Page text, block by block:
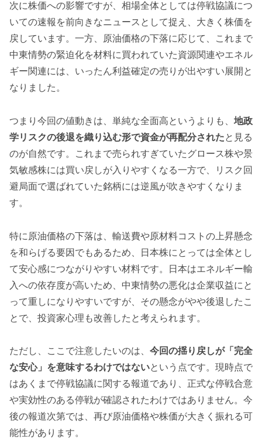
次に株価への影響ですが、相場全体としては停戦協議につ
いての速報を前向きなニュースとして捉え、大きく株価を
戻しています。一方、原油価格の下落に応じて、これまで
中東情勢の緊迫化を材料に買われていた資源関連やエネル
ギー関連には、いったん利益確定の売りが出やすい展開と
なりました。
つまり今回の値動きは、単純な全面高というよりも、 地政
学リスクの後退を織り込む形で資金が再配分されたと見る
のが自然です。これまで売られすぎていたグロース株や景
気敏感株には買い戻しが入りやすくなる一方で、リスク回
避局面で選ばれていた銘柄には逆風が吹きやすくなりま
す。
特に原油価格の下落は、輸送費や原材料コストの上昇懸念
を和らげる要因でもあるため、日本株にとっては全体とし
て安心感につながりやすい材料です。日本はエネルギー輸
入への依存度が高いため、中東情勢の悪化は企業収益にと
って重しになりやすいですが、その懸念がやや後退したこ
とで、投資家心理も改善したと考えられます。
ただし、ここで注意したいのは、 今回の揺り戻しが「完全
な安心」を意味するわけではないという点です。現時点で
はあくまで停戦協議に関する報道であり、正式な停戦合意
や実効性のある停戦が確認されたわけではありません。今
後の報道次第では、再び原油価格や株価が大きく振れる可
能性があります。